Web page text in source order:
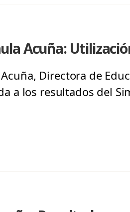
Acuña:
Directora de
a los resultados del